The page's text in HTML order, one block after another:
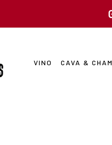
VINO CAVA &